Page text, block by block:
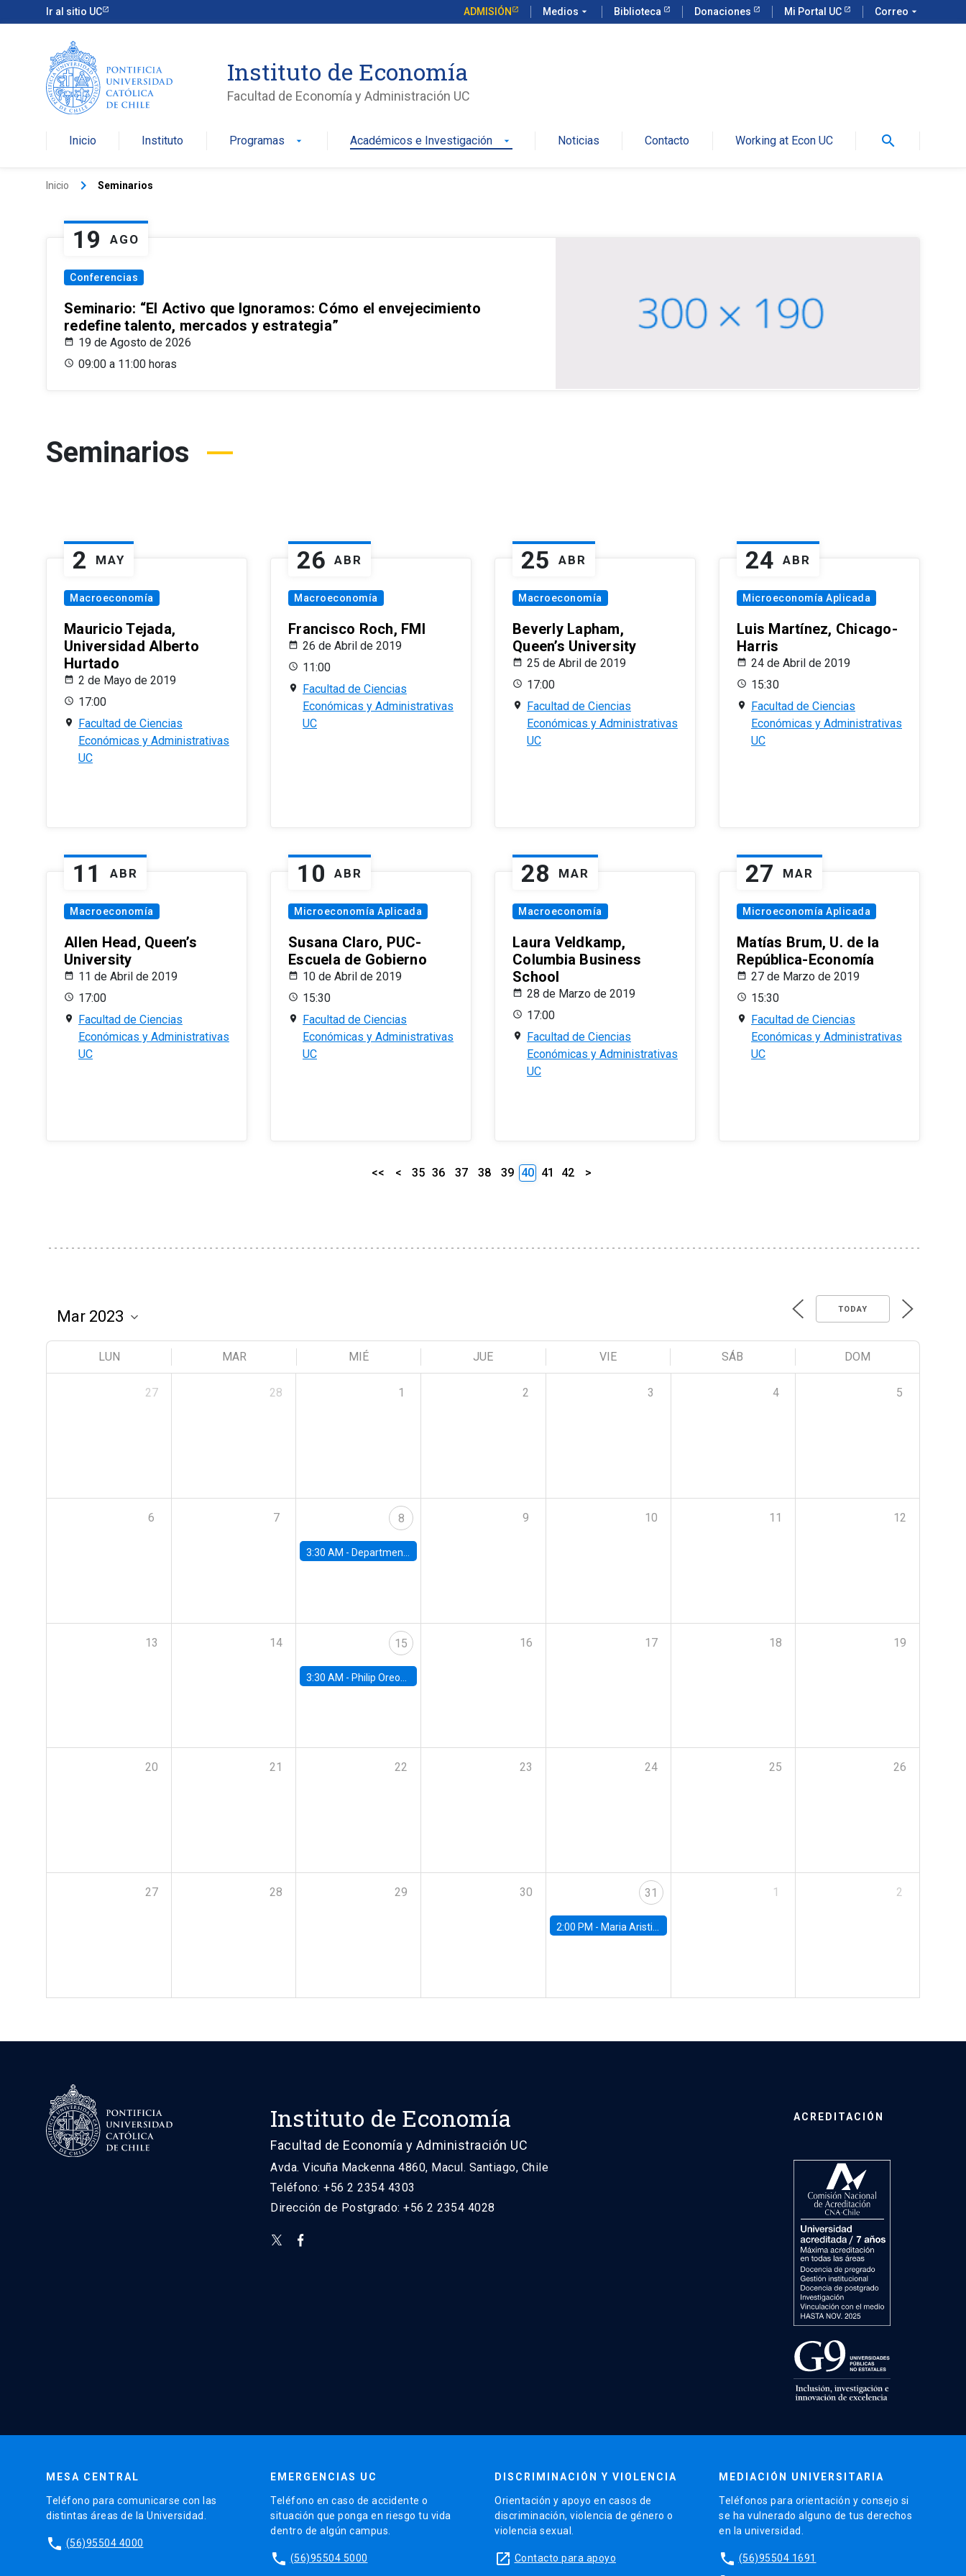
Ir al sitio UC ADMISIÓN Medios arrow_drop_down Biblioteca Donaciones Mi Portal UC Correo arrow_drop_down
Instituto de Economía
Facultad de Economía y Administración UC
Inicio Instituto Programas arrow_drop_down Académicos e Investigación arrow_drop_down Noticias Contacto Working at Econ UC search
Inicio keyboard_arrow_right Seminarios
19 AGO
Conferencias
Seminario: “El Activo que Ignoramos: Cómo el envejecimiento
redefine talento, mercados y estrategia”
19 de Agosto de 2026
09:00 a 11:00 horas
Seminarios
2 MAY
Macroeconomía
Mauricio Tejada,
Universidad Alberto
Hurtado
2 de Mayo de 2019
17:00
Facultad de Ciencias
Económicas y Administrativas
UC
26 ABR
Macroeconomía
Francisco Roch, FMI
26 de Abril de 2019
11:00
Facultad de Ciencias
Económicas y Administrativas
UC
25 ABR
Macroeconomía
Beverly Lapham,
Queen’s University
25 de Abril de 2019
17:00
Facultad de Ciencias
Económicas y Administrativas
UC
24 ABR
Microeconomía Aplicada
Luis Martínez, Chicago-
Harris
24 de Abril de 2019
15:30
Facultad de Ciencias
Económicas y Administrativas
UC
11 ABR
Macroeconomía
Allen Head, Queen’s
University
11 de Abril de 2019
17:00
Facultad de Ciencias
Económicas y Administrativas
UC
10 ABR
Microeconomía Aplicada
Susana Claro, PUC-
Escuela de Gobierno
10 de Abril de 2019
15:30
Facultad de Ciencias
Económicas y Administrativas
UC
28 MAR
Macroeconomía
Laura Veldkamp,
Columbia Business
School
28 de Marzo de 2019
17:00
Facultad de Ciencias
Económicas y Administrativas
UC
27 MAR
Microeconomía Aplicada
Matías Brum, U. de la
República-Economía
27 de Marzo de 2019
15:30
Facultad de Ciencias
Económicas y Administrativas
UC
<< < 35 36 37 38 39 40 41 42 >
TODAY
LUN MAR MIÉ JUE VIE SÁB DOM
27 28 1 2 3 4 5
6 7 8
3:30 AM - Department Seminar: James Robinson
9 10 11 12
13 14 15
3:30 AM - Philip Oreopolous, University of Toronto
16 17 18 19
20 21 22 23 24 25 26
27 28 29 30 31
2:00 PM - Maria Aristizabal-Ramirez, FED Board
1 2
Instituto de Economía
Facultad de Economía y Administración UC
Avda. Vicuña Mackenna 4860, Macul. Santiago, Chile
Teléfono: +56 2 2354 4303
Dirección de Postgrado: +56 2 2354 4028
ACREDITACIÓN
MESA CENTRAL
Teléfono para comunicarse con las
distintas áreas de la Universidad.
phone (56)95504 4000
EMERGENCIAS UC
Teléfono en caso de accidente o
situación que ponga en riesgo tu vida
dentro de algún campus.
phone (56)95504 5000
DISCRIMINACIÓN Y VIOLENCIA
Orientación y apoyo en casos de
discriminación, violencia de género o
violencia sexual.
launch Contacto para apoyo
MEDIACIÓN UNIVERSITARIA
Teléfonos para orientación y consejo si
se ha vulnerado alguno de tus derechos
en la universidad.
phone (56)95504 1691